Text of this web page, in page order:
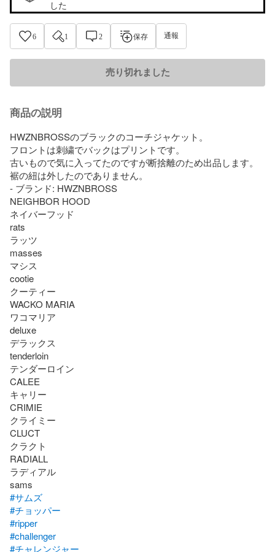
した
6 1 2 保存 通報
売り切れました
商品の説明
HWZNBROSSのブラックのコーチジャケット。
フロントは刺繍でバックはプリントです。
古いもので気に入ってたのですが断捨離のため出品します。
裾の紐は外したのでありません。
- ブランド: HWZNBROSS
NEIGHBOR HOOD
ネイバーフッド
rats
ラッツ
masses
マシス
cootie
クーティー
WACKO MARIA
ワコマリア
deluxe
デラックス
tenderloin
テンダーロイン
CALEE
キャリー
CRIMIE
クライミー
CLUCT
クラクト
RADIALL
ラディアル
#サムズ
#チョッパー
#ripper
#challenger
#チャレンジャー